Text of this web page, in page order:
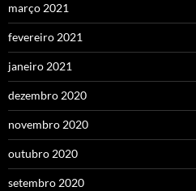
março 2021
fevereiro 2021
janeiro 2021
dezembro 2020
novembro 2020
outubro 2020
setembro 2020